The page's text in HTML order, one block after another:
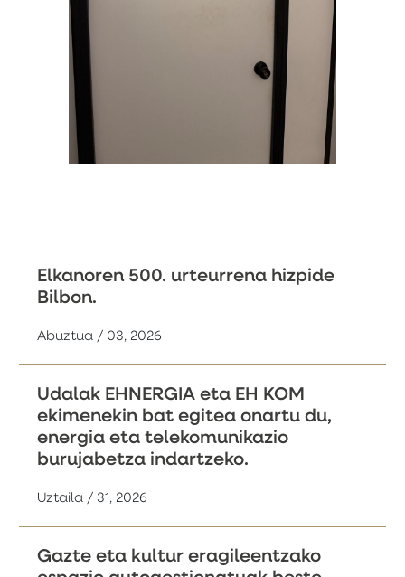
Elkanoren 500. urteurrena hizpide
Bilbon.
Abuztua / 03, 2026
Udalak EHNERGIA eta EH KOM
ekimenekin bat egitea onartu du,
energia eta telekomunikazio
burujabetza indartzeko.
Uztaila / 31, 2026
Gazte eta kultur eragileentzako